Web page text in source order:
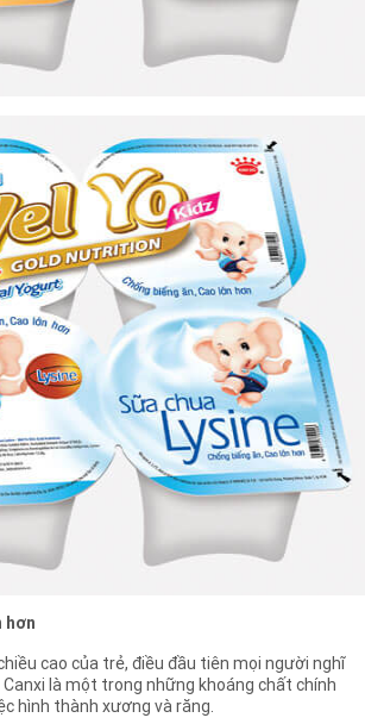
hơn
cao của trẻ, điều đầu tiên mọi người nghĩ
Canxi là một trong những khoáng chất chính
hình thành xương và răng.